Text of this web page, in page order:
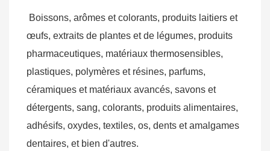
Boissons, arômes et colorants, produits laitiers et
œufs, extraits de plantes et de légumes, produits
pharmaceutiques, matériaux thermosensibles,
plastiques, polymères et résines, parfums,
céramiques et matériaux avancés, savons et
détergents, sang, colorants, produits alimentaires,
adhésifs, oxydes, textiles, os, dents et amalgames
dentaires, et bien d'autres.